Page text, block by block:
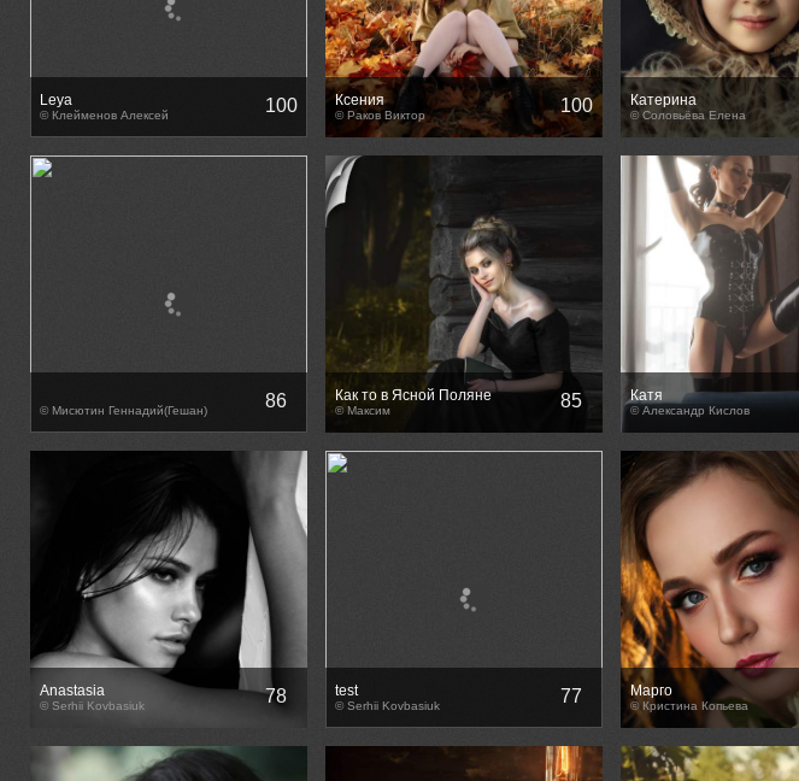
Leya
© Клейменов Алексей 100 Ксения
© Раков Виктор 100 Катерина
© Соловьёва Елена
© Мисютин Геннадий(Гешан) 86 Как то в Ясной Поляне
© Максим 85 Катя
© Александр Кислов
Anastasia
© Serhii Kovbasiuk 78 test
© Serhii Kovbasiuk 77 Марго
© Кристина Копьева